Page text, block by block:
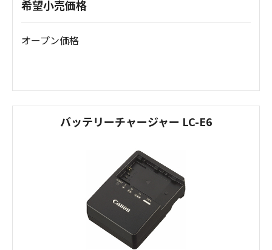
希望小売価格
オープン価格
バッテリーチャージャー LC-E6